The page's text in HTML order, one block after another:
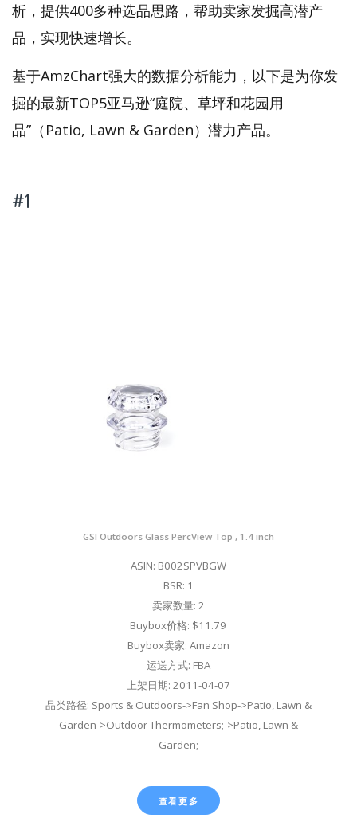
析，提供400多种选品思路，帮助卖家发掘高潜产
品，实现快速增长。
基于AmzChart强大的数据分析能力，以下是为你发
掘的最新TOP5亚马逊“庭院、草坪和花园用
品”（Patio, Lawn & Garden）潜力产品。
#1
GSI Outdoors Glass PercView Top , 1.4 inch
ASIN: B002SPVBGW
BSR: 1
卖家数量: 2
Buybox价格: $11.79
Buybox卖家: Amazon
运送方式: FBA
上架日期: 2011-04-07
品类路径: Sports & Outdoors->Fan Shop->Patio, Lawn &
Garden->Outdoor Thermometers;->Patio, Lawn &
Garden;
查看更多